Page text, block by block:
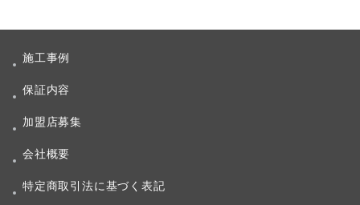
施工事例
保証内容
加盟店募集
会社概要
特定商取引法に基づく表記